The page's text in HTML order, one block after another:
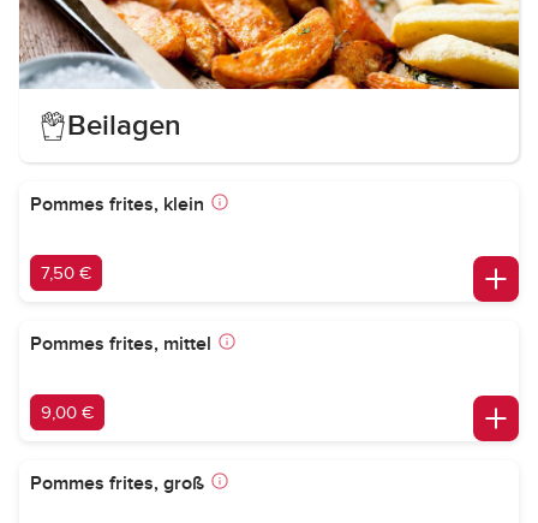
Beilagen
Pommes frites, klein
7,50 €
Pommes frites, mittel
9,00 €
Pommes frites, groß